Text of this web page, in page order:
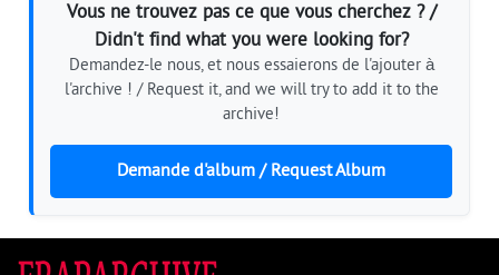
Vous ne trouvez pas ce que vous cherchez ? /
Didn't find what you were looking for?
Demandez-le nous, et nous essaierons de l'ajouter à
l'archive ! / Request it, and we will try to add it to the
archive!
Demande d'album / Request Album